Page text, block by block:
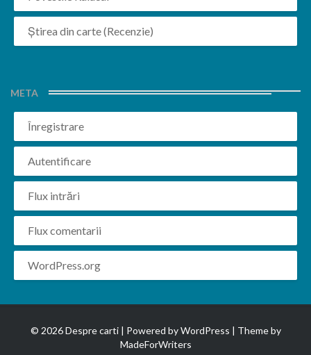
Știrea din carte (Recenzie)
META
Înregistrare
Autentificare
Flux intrări
Flux comentarii
WordPress.org
© 2026 Despre carti | Powered byWordPress | Theme by
MadeForWriters